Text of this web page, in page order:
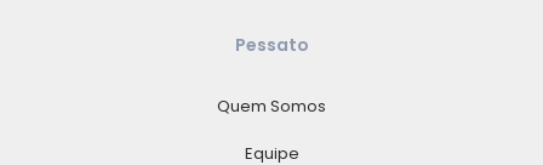
Pessato
Quem Somos
Equipe